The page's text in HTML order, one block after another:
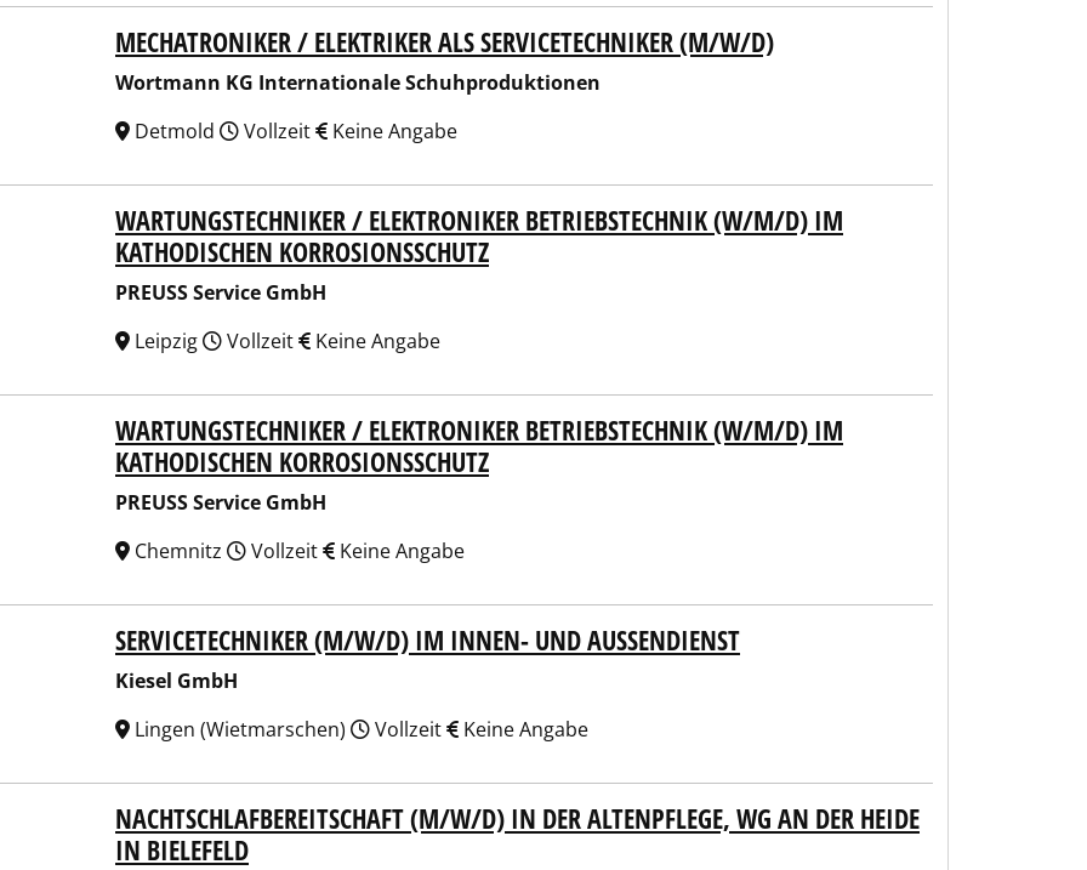
KG Internationale Schuhproduktionen
MECHATRONIKER / ELEKTRIKER ALS SERVICETECHNIKER (M/W/D)
Wortmann KG Internationale Schuhproduktionen
Detmold
Vollzeit Keine Angabe
Service GmbHWARTUNGSTECHNIKER / ELEKTRONIKER BETRIEBSTECHNIK (W/M/D) IM
KATHODISCHEN KORROSIONSSCHUTZ
PREUSS Service GmbH
Leipzig
Vollzeit Keine Angabe
Service GmbHWARTUNGSTECHNIKER / ELEKTRONIKER BETRIEBSTECHNIK (W/M/D) IM
KATHODISCHEN KORROSIONSSCHUTZ
PREUSS Service GmbH
Chemnitz
Vollzeit Keine Angabe
SERVICETECHNIKER (M/W/D) IM INNEN- UND AUSSENDIENST
Kiesel GmbH
Lingen (Wietmarschen)
Vollzeit Keine Angabe
Gütersloh e.V.NACHTSCHLAFBEREITSCHAFT (M/W/D) IN DER ALTENPFLEGE, WG AN DER HEIDE
IN BIELEFELD